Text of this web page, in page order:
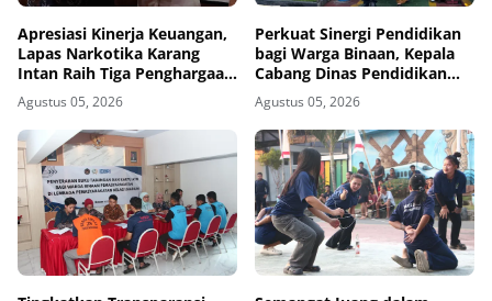
Apresiasi Kinerja Keuangan,
Lapas Narkotika Karang
Intan Raih Tiga Penghargaan
dari KPPN Banjarmasin
Agustus 05, 2026
Perkuat Sinergi Pendidikan
bagi Warga Binaan, Kepala
Cabang Dinas Pendidikan
Wilayah Madiun Kunjungi
Lapas Madiun
Agustus 05, 2026